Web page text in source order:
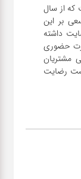
از سال
بر این
داشته
حضوری
مشتریان
هست رضایت